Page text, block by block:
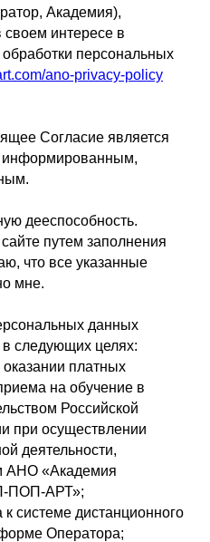
Академия),
интересе в
персональных
ano-privacy-policy
Согласие является
информированным,
дееспособность.
путем заполнения
что все указанные
мне.
данных
в следующих целях:
платных
на обучение в
Российской
при осуществлении
деятельности,
АНО «Академия
ПОП-АРТ»;
системе дистанционного
Оператора;